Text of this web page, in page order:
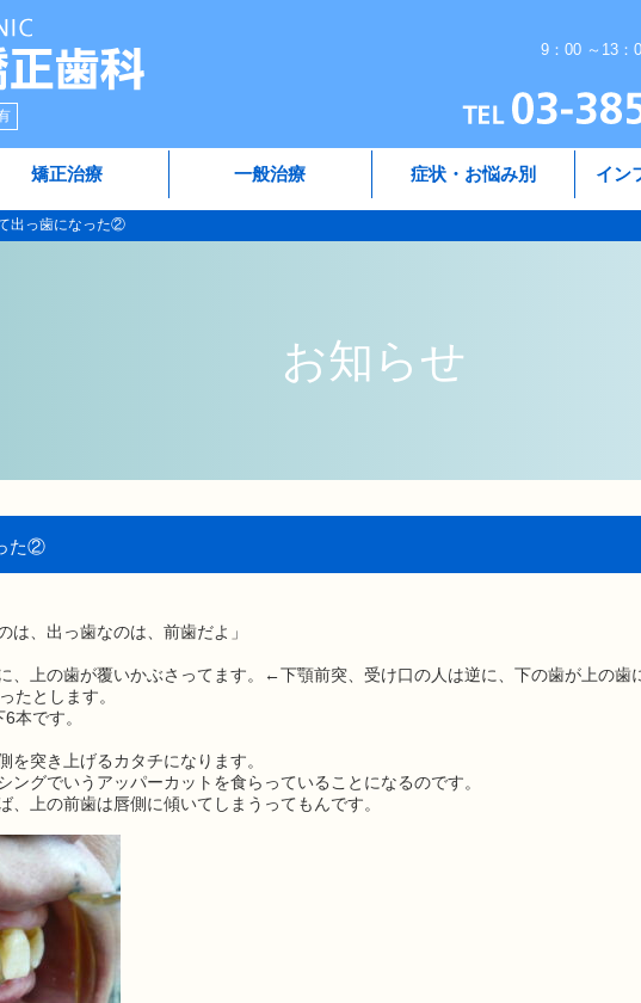
9：00 ～13：
矯正治療 一般治療 症状・お悩み別 イン
出っ歯になった②
お知らせ
た②
、出っ歯なのは、前歯だよ」
、上の歯が覆いかぶさってます。←下顎前突、受け口の人は逆に、下の歯が上の歯
たとします。
本です。
突き上げるカタチになります。
ングでいうアッパーカットを食らっていることになるのです。
、上の前歯は唇側に傾いてしまうってもんです。